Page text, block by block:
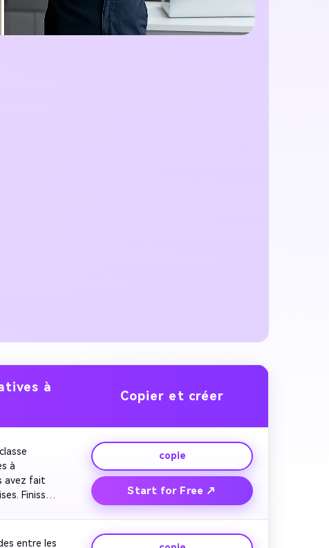
à
Copier et créer
à
avez fait
Finissez
copie
Start for Free ↗
entre les